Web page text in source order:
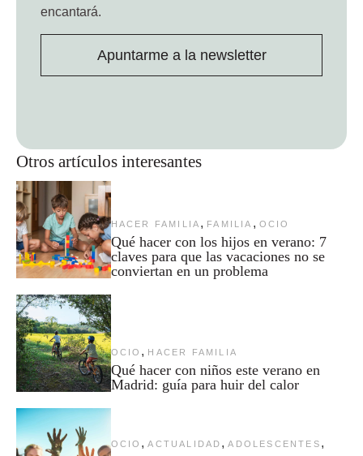
Otros artículos interesantes
HACER FAMILIA , FAMILIA , OCIO
Qué hacer con los hijos en verano: 7
claves para que las vacaciones no se
conviertan en un problema
OCIO , HACER FAMILIA
Qué hacer con niños este verano en
Madrid: guía para huir del calor
OCIO , ACTUALIDAD , ADOLESCENTES ,
encantará.
Apuntarme a la newsletter